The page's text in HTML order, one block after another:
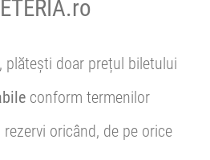
, plătești doar prețul biletului
conform termenilor
rezervi oricând, de pe orice